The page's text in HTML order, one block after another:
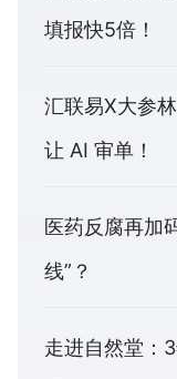
填报快5倍！
汇联易X大参
让 AI 审单！
医药反腐再加
线”？
走进自然堂：